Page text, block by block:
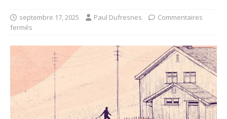
septembre 17, 2025 Paul Dufresnes
Commentaires
fermés